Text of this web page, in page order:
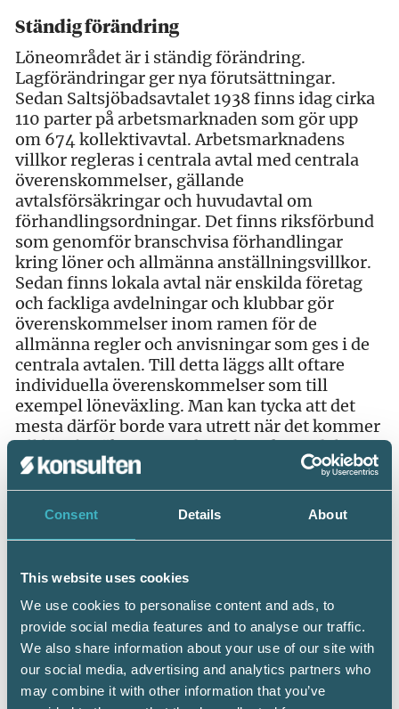
Consent Details About
This website uses cookies
We use cookies to personalise content and ads, to
provide social media features and to analyse our traffic.
We also share information about your use of our site with
our social media, advertising and analytics partners who
may combine it with other information that you’ve
Ständig förändring
Löneområdet är i ständig förändring.
Lagförändringar ger nya förutsättningar.
Sedan Saltsjöbadsavtalet 1938 finns idag cirka
110 parter på arbetsmarknaden som gör upp
om 674 kollektivavtal. Arbetsmarknadens
villkor regleras i centrala avtal med centrala
överenskommelser, gällande
avtalsförsäkringar och huvudavtal om
förhandlingsordningar. Det finns riksförbund
som genomför branschvisa förhandlingar
kring löner och allmänna anställningsvillkor.
Sedan finns lokala avtal när enskilda företag
och fackliga avdelningar och klubbar gör
överenskommelser inom ramen för de
allmänna regler och anvisningar som ges i de
centrala avtalen. Till detta läggs allt oftare
individuella överenskommelser som till
exempel löneväxling. Man kan tycka att det
mesta därför borde vara utrett när det kommer
till löneberäkningar och andra viktiga delar i
lönehanteringen. Men så är inte fallet. Det
finns därför många utmaningar i att hantera
situationer korrekt.
För en lönekonsult är förmågan att se
framgångsfaktor. Det gäller även inställning
och förmåga att fokusera på att leverera och
upprätthålla hög kvalitet i service, processer
och aktiviteter.
SRF Lönegrupps uttalanden